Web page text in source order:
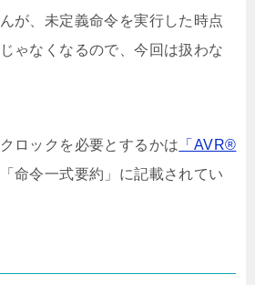
が、未定義命令を実行した時点
ゃなくなるので、今回は扱わな
ロックを必要とするかは 「AVR®
命令一式要約」に記載されてい